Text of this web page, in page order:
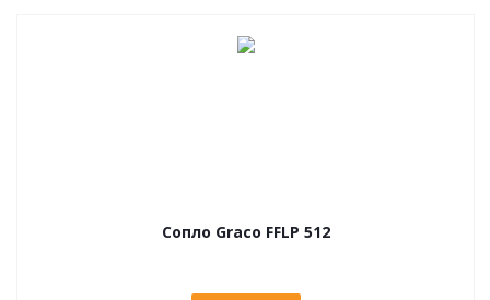
Сопло Graco FFLP 512